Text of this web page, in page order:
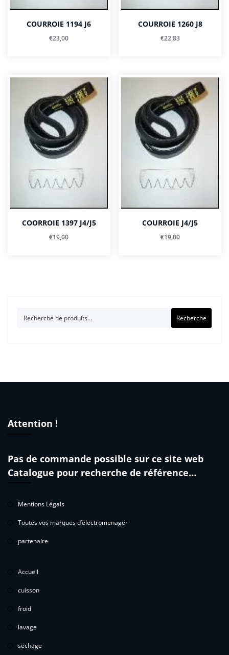
COURROIE 1194 J6
€23,00
COURROIE 1260 J8
€22,83
COORROIE 1397 J4/J5
€19,00
COURROIE J4/J5
€19,00
Recherche
Attention !
Pas de commande possible sur ce site web
Catalogue pour recherche de référence…
Mentions Légals
Toutes vos marques d’electromenager
partenaire
Accueil
cuisson
froid
lavage
sechage